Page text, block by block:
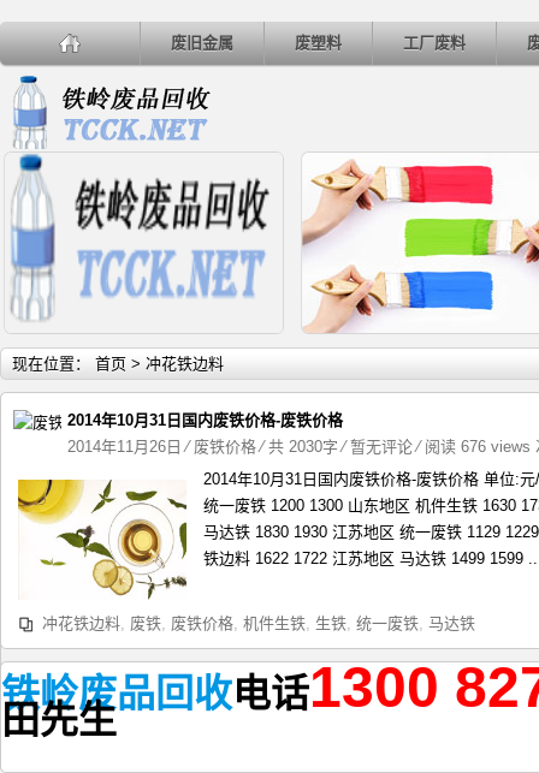
废旧金属 废塑料 工厂废料
详细内容
垃圾处理向无公害资源化发展 4月26日河北地区废铜市场
现在位置： 首页 > 冲花铁边料
2014年10月31日国内废铁价格-废铁价格
2014年11月26日 ⁄ 废铁价格⁄ 共 2030字⁄暂无评论⁄ 阅读 676 views
2014年10月31日国内废铁价格-废铁价格 单位:
统一废铁 1200 1300 山东地区 机件生铁 1630
马达铁 1830 1930 江苏地区 统一废铁 1129
铁边料 1622 1722 江苏地区 马达铁 1499 1599
冲花铁边料, 废铁, 废铁价格, 机件生铁, 生铁, 统一废铁, 马达铁
铁岭废品回收电话1300
田先生